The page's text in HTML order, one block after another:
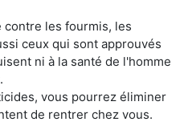
contre les fourmis, les
ceux qui sont approuvés
ni à la santé de l'homme
vous pourrez éliminer
de rentrer chez vous.